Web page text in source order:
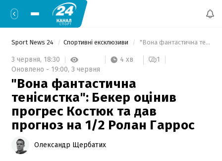
Sport News 24 Спортивні ексклюзиви "Вона фантастична тенісистка": Бекер оцінив прогрес Костюк та дав прогноз на 1/2 Ролан Гаррос
3 червня, 18:30 4 хв
1
Оновлено - 19:00, 3 червня
"Вона фантастична
тенісистка": Бекер оцінив
прогрес Костюк та дав
прогноз на 1/2 Ролан Гаррос
Олександр Щербатих